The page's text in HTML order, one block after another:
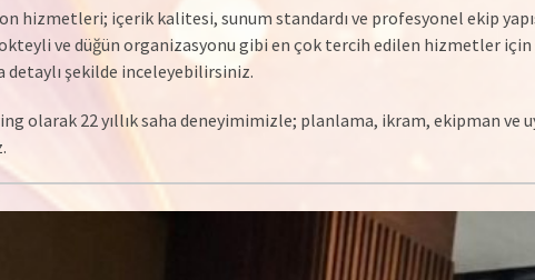
hizmetleri; içerik kalitesi, sunum standardı ve profesyonel ekip
ve düğün organizasyonu gibi en çok tercih edilen hizmetler
detaylı şekilde inceleyebilirsiniz.
olarak 22 yıllık saha deneyimimizle; planlama, ikram, ekipman ve